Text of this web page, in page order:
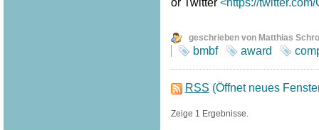
or Twitter <https://
geschrieben von Matthias
bmbf award
RSS (Öffnet neues
Zeige 1 Ergebnisse.